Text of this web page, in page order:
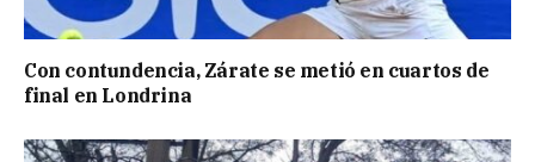
Con contundencia, Zárate se metió en cuartos de
final en Londrina